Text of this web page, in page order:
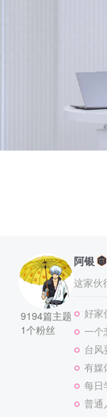
9194篇主题
1个粉丝
阿银
这家伙
好家
一个
台风
有媒
每日
普通